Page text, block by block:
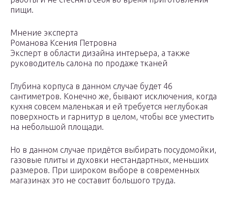
пищи.
Мнение эксперта
Романова Ксения Петровна
Эксперт в области дизайна интерьера, а также
руководитель салона по продаже тканей
Глубина корпуса в данном случае будет 46
сантиметров. Конечно же, бывают исключения, когда
кухня совсем маленькая и ей требуется неглубокая
поверхность и гарнитур в целом, чтобы все уместить
на небольшой площади.
Но в данном случае придётся выбирать посудомойки,
газовые плиты и духовки нестандартных, меньших
размеров. При широком выборе в современных
магазинах это не составит большого труда.